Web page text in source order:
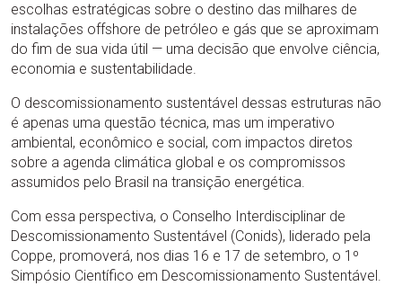
escolhas estratégicas sobre o destino das milhares de
instalações offshore de petróleo e gás que se aproximam
do fim de sua vida útil — uma decisão que envolve ciência,
economia e sustentabilidade.
O descomissionamento sustentável dessas estruturas não
é apenas uma questão técnica, mas um imperativo
ambiental, econômico e social, com impactos diretos
sobre a agenda climática global e os compromissos
assumidos pelo Brasil na transição energética.
Com essa perspectiva, o Conselho Interdisciplinar de
Descomissionamento Sustentável (Conids), liderado pela
Coppe, promoverá, nos dias 16 e 17 de setembro, o 1º
Simpósio Científico em Descomissionamento Sustentável.